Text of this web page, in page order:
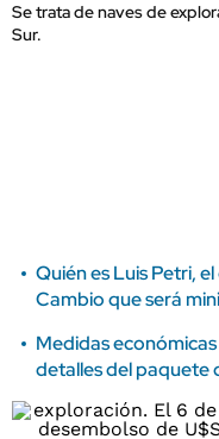
Se trata de naves de
Sur.
Quién es Luis Petri,
Cambio que será
Medidas
detalles del paquete